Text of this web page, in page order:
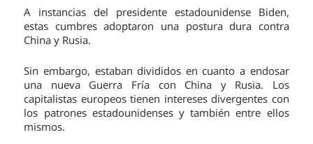
A instancias del presidente estadounidense Biden,
estas cumbres adoptaron una postura dura contra
China y Rusia.
Sin embargo, estaban divididos en cuanto a endosar
una nueva Guerra Fría con China y Rusia. Los
capitalistas europeos tienen intereses divergentes con
los patrones estadounidenses y también entre ellos
mismos.